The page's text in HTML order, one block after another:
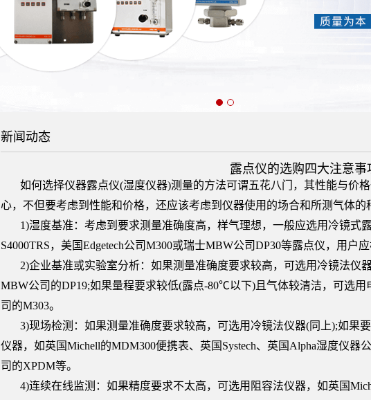
新闻动态
露点仪的选购四大注意事
如何选择仪器露点仪(湿度仪器)测量的方法可谓五花八门，其性能与价
心，不但要考虑到性能和价格，还应该考虑到仪器使用的场合和所测气体的
1)湿度基准：考虑到要求测量准确度高，样气理想，一般应选用冷镜式
S4000TRS，美国Edgetech公司M300或瑞士MBW公司DP30等露点仪，用户
2)企业基准或实验室分析：如果测量准确度要求较高，可选用冷镜法仪
MBW公司的DP19;如果量程要求较低(露点-80℃以下)且气体较清洁，可选用
司的M303。
3)现场检测：如果测量准确度要求较高，可选用冷镜法仪器(同上);如果
仪器，如英国Michell的MDM300便携表、英国Systech、英国Alpha湿度仪
司的XPDM等。
4)连续在线监测：如果精度要求不太高，可选用阻容法仪器，如英国